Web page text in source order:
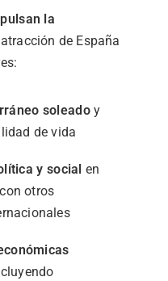
la
atracción de España
soleado y
devida
y social en
conotros